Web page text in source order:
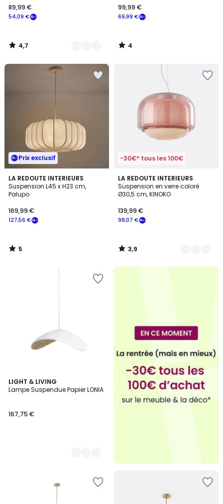
€
souscrivez
notre
programme
54,09 €
89,99 €
4,7
/
69,99 €
99,99 €
4
/
Prix exclusif
LA REDOUTE INTERIEURS
Suspension L45 x H23 cm,
Palupo
127,56 €
169,99 €
5
/
5
5
/
-30€* tous les 100€
LA REDOUTE INTERIEURS
Suspension en verre coloré
Ø30,5 cm, KINOKO
98,07 €
139,99 €
3,9
/ 5
6
Couleurs
3,9
/
LIGHT & LIVING
Lampe Suspendue Papier LONIA
167,75 €
2
Couleurs